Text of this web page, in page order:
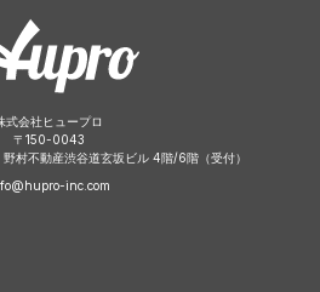
式会社ヒュープロ
〒 150-0043
村不動産渋谷道玄坂ビル 4階/6階（受付）
inc.com